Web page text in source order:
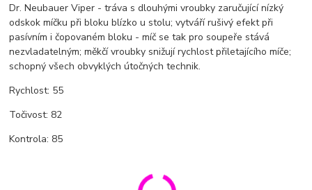
Dr. Neubauer Viper - tráva s dlouhými vroubky zaručující nízký
odskok míčku při bloku blízko u stolu; vytváří rušivý efekt při
pasívním i čopovaném bloku - míč se tak pro soupeře stává
nezvladatelným; měkčí vroubky snižují rychlost přiletajícího míče;
schopný všech obvyklých útočných technik.
Rychlost: 55
Točivost: 82
Kontrola: 85